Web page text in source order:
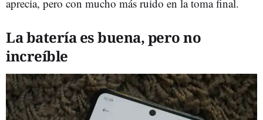
aprecia, pero con mucho más ruido en la toma final.
La batería es buena, pero no
increíble